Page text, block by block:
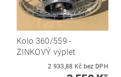
Kolo 360/559 -
ZINKOVÝ výplet
2 933,88 Kč bez DPH